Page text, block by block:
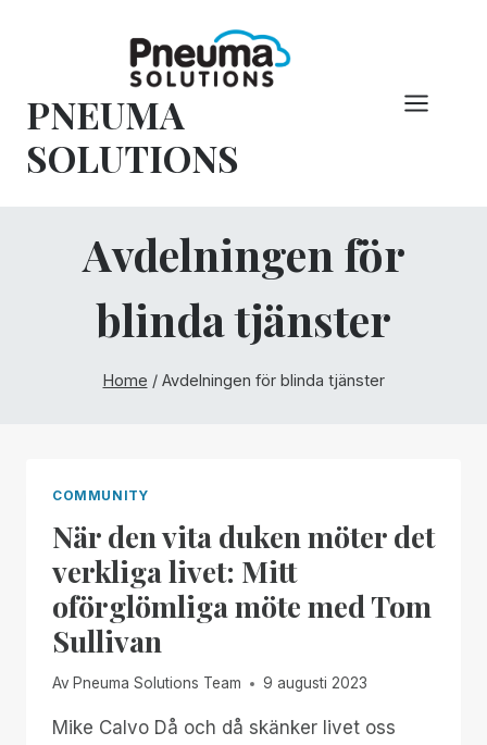
PNEUMA
SOLUTIONS
Avdelningen för
blinda tjänster
Home / Avdelningen för blinda tjänster
COMMUNITY
När den vita duken möter det
verkliga livet: Mitt
oförglömliga möte med Tom
Sullivan
Av Pneuma Solutions Team 9 augusti 2023
Mike Calvo Då och då skänker livet oss